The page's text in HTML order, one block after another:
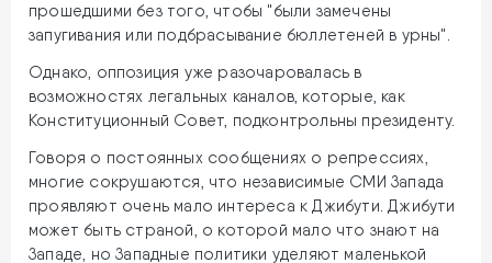
прошедшими без того, чтобы "были замечены
запугивания или подбрасывание бюллетеней в урны".
Однако, оппозиция уже разочаровалась в
возможностях легальных каналов, которые, как
Конституционный Совет, подконтрольны президенту.
Говоря о постоянных сообщениях о репрессиях,
многие сокрушаются, что независимые СМИ Запада
проявляют очень мало интереса к Джибути. Джибути
может быть страной, о которой мало что знают на
Западе, но Западные политики уделяют маленькой